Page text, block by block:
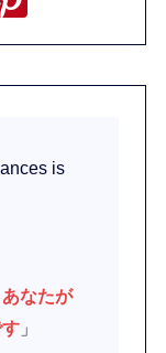
is
なたが
」